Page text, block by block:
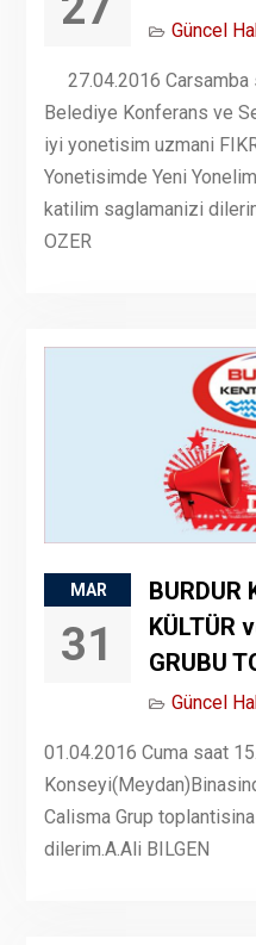
Güncel
27.04.2016 Carsamba
Belediye Konferans ve
iyi yonetisim uzmani
Yonetisimde Yeni
katilim saglamanizi
OZER
MAR
31
BURDUR
KÜLTÜR
GRUBU
Güncel
01.04.2016 Cuma saat
Calisma Grup
dilerim.A.Ali BILGEN